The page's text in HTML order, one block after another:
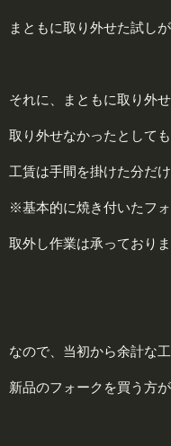
まともに取り外せた試し
それに、まともに取り外せ
取り外せなかったとして
工賃は手間を掛けた分だけ
※基本的に焼き付いたフ
取外し作業は承っており
なので、当初から余計な
新品のフォークを買う方